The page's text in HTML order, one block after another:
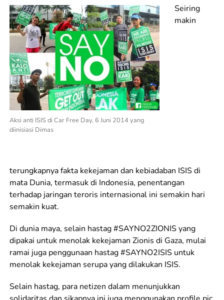
Aksi anti ISIS di Car Free Day, 6 Juni 2014 yang
diinisiasi Dimas
Seiring
makin
terungkapnya fakta kekejaman dan kebiadaban ISIS di
mata Dunia, termasuk di Indonesia, penentangan
terhadap jaringan teroris internasional ini semakin hari
semakin kuat.
Di dunia maya, selain hastag #SAYNO2ZIONIS yang
dipakai untuk menolak kekejaman Zionis di Gaza, mulai
ramai juga penggunaan hastag #SAYNO2ISIS untuk
menolak kekejaman serupa yang dilakukan ISIS.
Selain hastag, para netizen dalam menunjukkan